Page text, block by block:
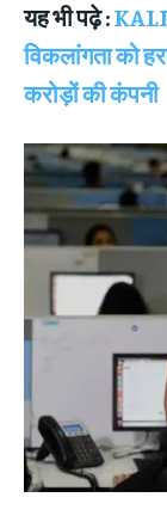
यह भी पढ़े :
विकलांगता को
करोड़ों की कंपनी